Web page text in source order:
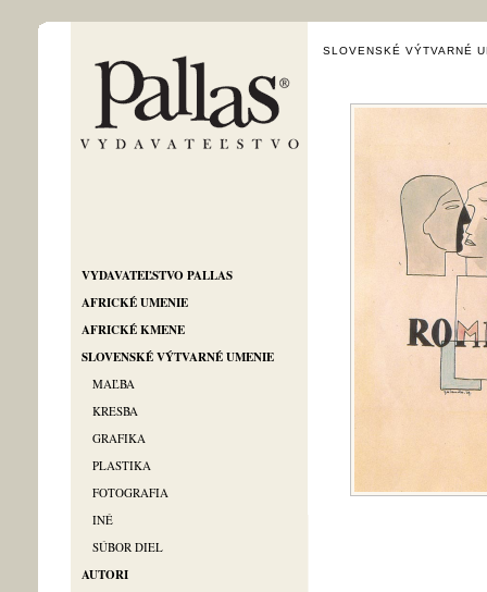
VYDAVATEĽSTVO PALLAS
AFRICKÉ UMENIE
AFRICKÉ KMENE
SLOVENSKÉ VÝTVARNÉ UMENIE
MAĽBA
KRESBA
GRAFIKA
PLASTIKA
FOTOGRAFIA
INÉ
SÚBOR DIEL
AUTORI
SLOVENSKÉ VÝTVARNÉ